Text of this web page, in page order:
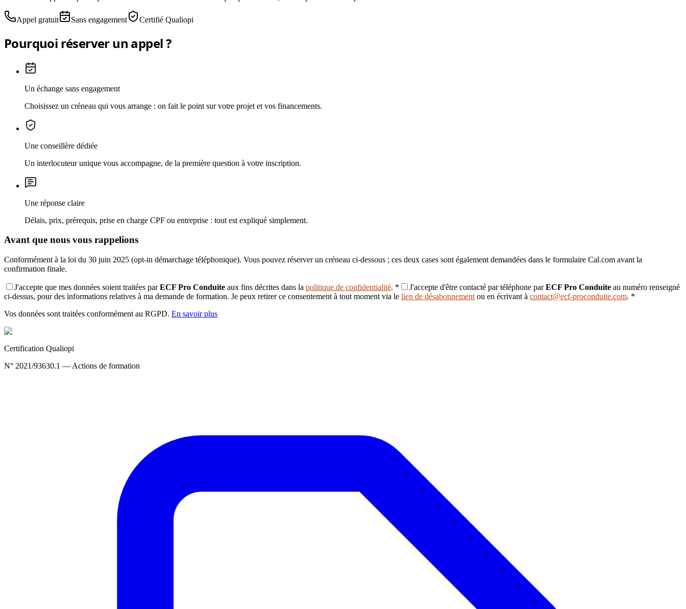
Appel gratuit Sans engagement Certifié Qualiopi
Pourquoi réserver un appel ?
Un échange sans engagement
Choisissez un créneau qui vous arrange : on fait le point sur votre projet et vos financements.
Une conseillère dédiée
Un interlocuteur unique vous accompagne, de la première question à votre inscription.
Une réponse claire
Délais, prix, prérequis, prise en charge CPF ou entreprise : tout est expliqué simplement.
Avant que nous vous rappelions
Conformément à la loi du 30 juin 2025 (opt-in démarchage téléphonique). Vous pouvez réserver un créneau ci-dessous ; ces deux cases sont également demandées dans le formulaire Cal.com avant la
confirmation finale.
J'accepte que mes données soient traitées parECF Pro Conduite aux fins décrites dans la politique de confidentialité. * J'accepte d'être contacté par téléphone parECF Pro Conduite au numéro renseigné
ci-dessus, pour des informations relatives à ma demande de formation. Je peux retirer ce consentement à tout moment via le lien de désabonnement ou en écrivant à contact@ecf-proconduite.com. *
Vos données sont traitées conformément au RGPD. En savoir plus
Certification Qualiopi
N° 2021/93630.1 — Actions de formation